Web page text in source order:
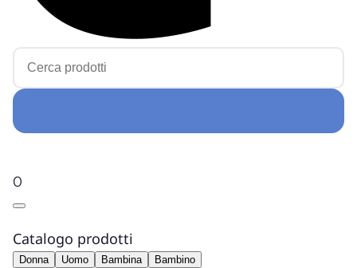
0
Catalogo prodotti
Donna Uomo Bambina Bambino